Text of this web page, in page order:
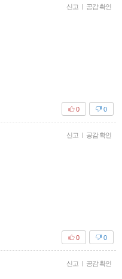
신고 | 공감 확인
0
0
신고 | 공감 확인
0
0
신고 | 공감 확인